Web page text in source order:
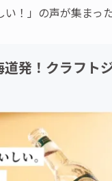
！」の声が集まっ
発！クラフト